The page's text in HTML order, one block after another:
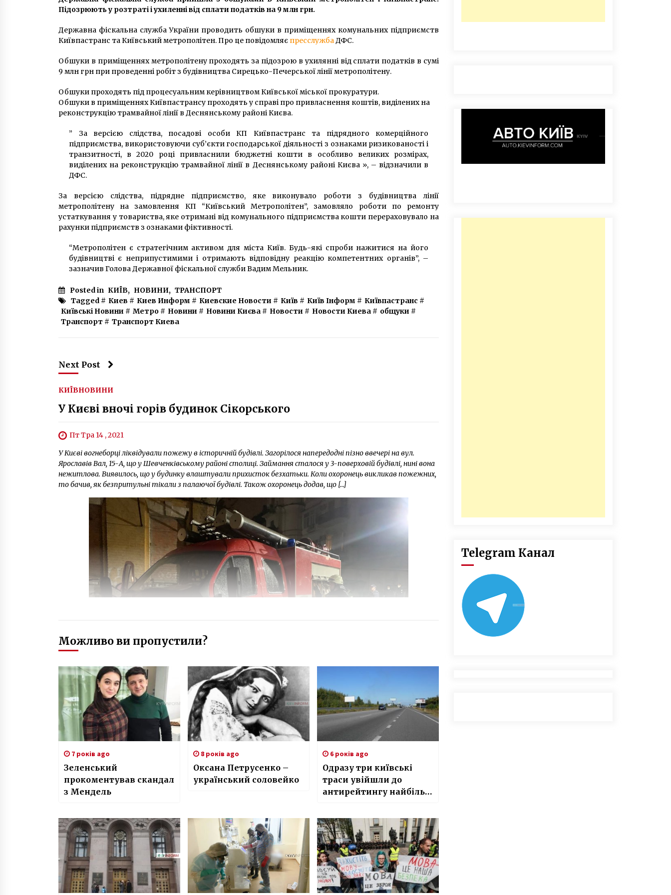
Підозрюють у розтраті і ухиленні від сплати податків на 9 млн грн.
Державна фіскальна служба України проводить обшуки в приміщеннях комунальних підприємств
Київпастранс та Київський метрополітен. Про це повідомляє пресслужбаДФС.
Обшуки в приміщеннях метрополітену проходять за підозрою в ухилянні від сплати податків в сумі
9 млн грн при проведенні робіт з будівництва Сирецько-Печерської лінії метрополітену.
Обшуки проходять під процесуальним керівництвом Київської міської прокуратури.
Обшуки в приміщеннях Київпастрансу проходять у справі про привласнення коштів, виділених на
реконструкцію трамвайної лінії в Деснянському районі Києва.
” За версією слідства, посадові особи КП Київпастранс та підрядного комерційного
підприємства, використовуючи суб’єкти господарської діяльності з ознаками ризикованості і
транзитності, в 2020 році привласнили бюджетні кошти в особливо великих розмірах,
виділених на реконструкцію трамвайної лінії в Деснянському районі Києва », – відзначили в
ДФС.
За версією слідства, підрядне підприємство, яке виконувало роботи з будівництва лінії
метрополітену на замовлення КП “Київський Метрополітен”, замовляло роботи по ремонту
устаткування у товариства, яке отримані від комунального підприємства кошти перераховувало на
рахунки підприємств з ознаками фіктивності.
“Метрополітен є стратегічним активом для міста Київ. Будь-які спроби нажитися на його
будівництві є неприпустимими і отримають відповідну реакцію компетентних органів”, –
зазначив Голова Державної фіскальної служби Вадим Мельник.
Posted in КИЇВ, НОВИНИ, ТРАНСПОРТ
Tagged # Киев # Киев Информ # Киевские Новости # Київ # Київ Інформ # Київпастранс #
Київські Новини # Метро # Новини # Новини Києва # Новости # Новости Киева # общуки #
Транспорт # Транспорт Киева
Next Post
КИЇВНОВИНИ
У Києві вночі горів будинок Сікорського
Пт Тра 14 , 2021
У Києві вогнеборці ліквідували пожежу в історичній будівлі. Загорілося напередодні пізно ввечері на вул.
Ярославів Вал, 15-А, що у Шевченківському районі столиці. Займання сталося у 3-поверховій будівлі, нині вона
нежитлова. Виявилось, що у будинку влаштували прихисток безхатьки. Коли охоронець викликав пожежних,
то бачив, як безпритульні тікали з палаючої будівлі. Також охоронець додав, що […]
Можливо ви пропустили?
7 років ago
Зеленський
прокоментував скандал
з Мендель
8 років ago
Оксана Петрусенко –
український соловейко
6 років ago
Одразу три київські
траси увійшли до
антирейтингу найбільш
України
Telegram Канал